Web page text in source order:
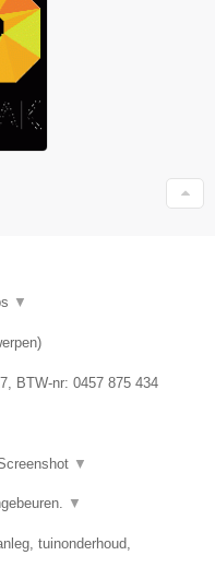
▼
)
, BTW-nr: 0457 875 434
▼
▼
tuinonderhoud,